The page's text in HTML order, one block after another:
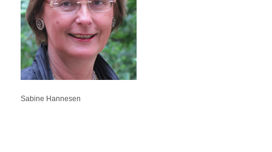
Sabine Hannesen